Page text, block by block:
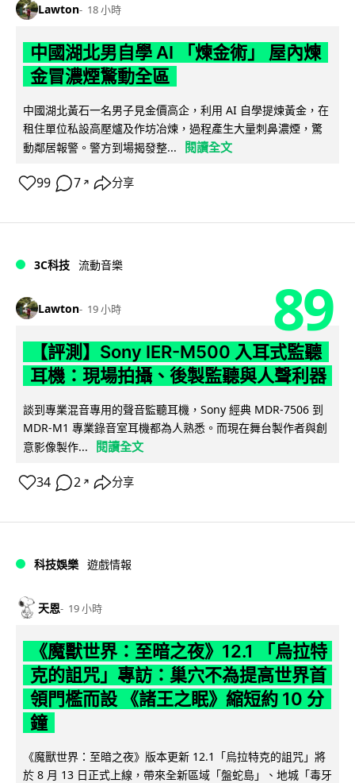
Lawton 18 小時
中國湖北男自學 AI 「煉金術」 屋內煉
金冒濃煙驚動全區
中國湖北黃石一名男子見金價高企，利用 AI 自學提煉黃金，在
租住單位私設高壓爐及作坊冶煉，過程產生大量刺鼻濃煙，驚
動鄰居報警。警方到場揭發整...
閱讀全文
99 7 ↗ 分享
3C科技 流動音樂
Lawton 19 小時 89
【評測】Sony IER-M500 入耳式監聽
耳機：現場拍攝、後製監聽與人聲利器
談到專業混音專用的聲音監聽耳機，Sony 經典 MDR-7506 到
MDR-M1 專業錄音室耳機都為人熟悉。而現在舞台製作者與創
意影像製作...
閱讀全文
34 2 ↗ 分享
科技娛樂 遊戲情報
天恩 19 小時
《魔獸世界：至暗之夜》12.1 「烏拉特
克的詛咒」專訪：巢穴不為提高世界首
領門檻而設 《諸王之眠》縮短約 10 分
鐘
《魔獸世界：至暗之夜》版本更新 12.1「烏拉特克的詛咒」將
於 8 月 13 日正式上線，帶來全新區域「盤蛇島」、地城「毒牙